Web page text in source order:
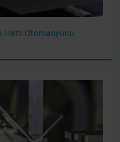
Hattı Otomasyonu